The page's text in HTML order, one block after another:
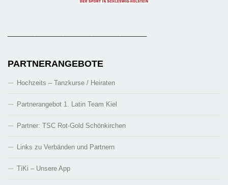
PARTNERANGEBOTE
Hochzeits – Tanzkurse / Heiraten
Partnerangebot 1. Latin Team Kiel
Partner: TSC Rot-Gold Schönkirchen
Links zu Verbänden und Partnern
TiKi – Unsere App